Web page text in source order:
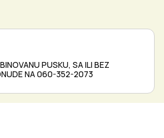
PUSKU, SA ILI BEZ
NA 060-352-2073